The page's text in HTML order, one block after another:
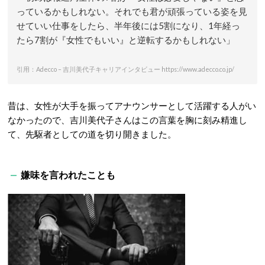
っているかもしれない。それでも君が頑張っている姿を見
せていい仕事をしたら、半年後には5割になり、1年経っ
たら7割が『女性でもいい』と逆転するかもしれない」
引用：Adecco – 吉川美代子キャリアインタビュー https://www.adecco.co.jp/
昔は、女性が大手を振ってアナウンサーとして活躍する人がい
なかったので、吉川美代子さんはこの言葉を胸に刻み精進し
て、先駆者としての道を切り開きました。
嫌味を言われたことも